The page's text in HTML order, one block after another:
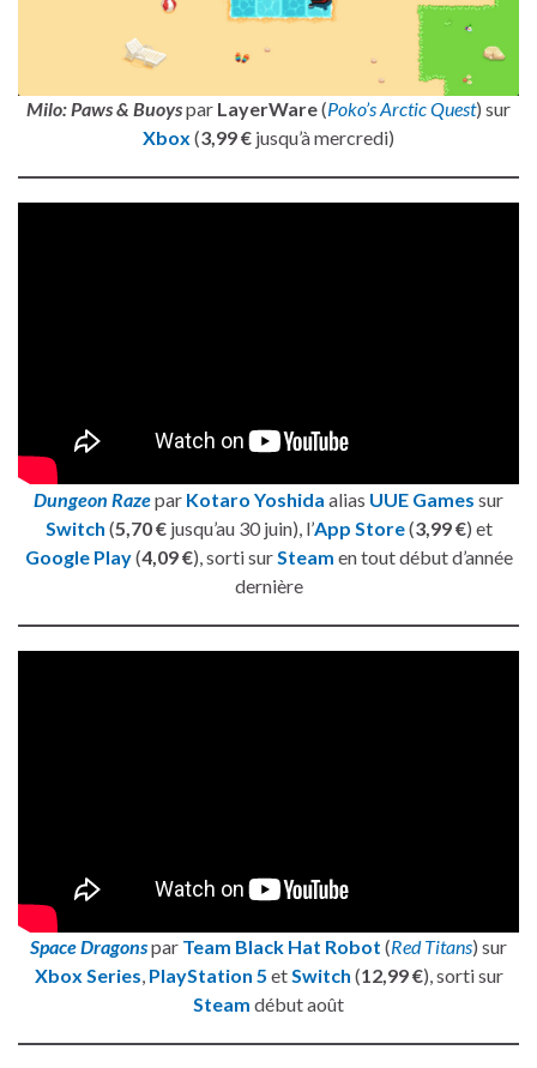
Milo: Paws & Buoyspar LayerWare(Poko’s Arctic Quest) sur
Xbox (3,99 € jusqu’à mercredi)
Dungeon Razepar Kotaro Yoshida alias UUE Games sur
Switch (5,70 €jusqu’au 30 juin), l’App Store(3,99 €) et
Google Play(4,09 €), sorti sur Steam en tout début d’année
dernière
Space Dragonspar Team Black Hat Robot (Red Titans) sur
Xbox Series PlayStation 5 et Switch (12,99 €), sorti sur
Steam début août